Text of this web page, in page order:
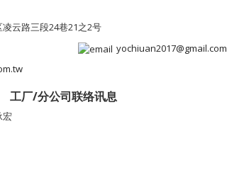
云路三段24巷21之2号
yochiuan2017@gmail.com
工厂/分公司联络讯息
宏